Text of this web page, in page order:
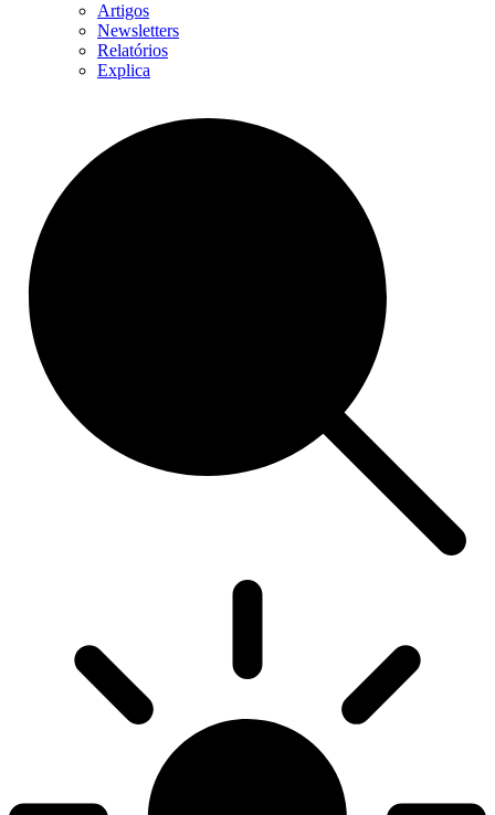
Artigos
Newsletters
Relatórios
Explica